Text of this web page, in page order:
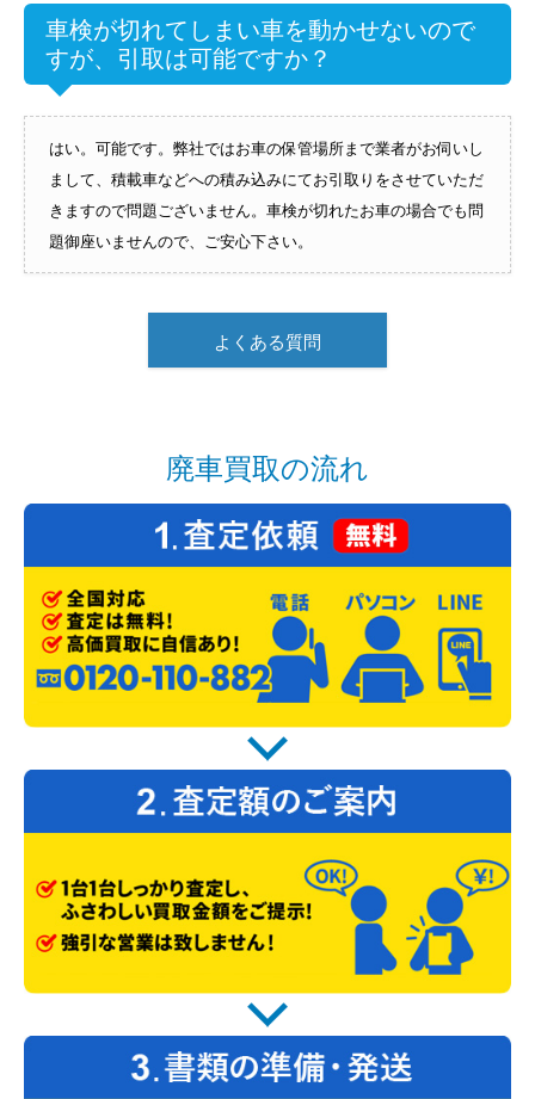
車検が切れてしまい車を動かせないので
すが、引取は可能ですか？
はい。可能です。弊社ではお車の保管場所まで業者がお伺いし
まして、積載車などへの積み込みにてお引取りをさせていただ
きますので問題ございません。車検が切れたお車の場合でも問
題御座いませんので、ご安心下さい。
よくある質問
廃車買取の流れ